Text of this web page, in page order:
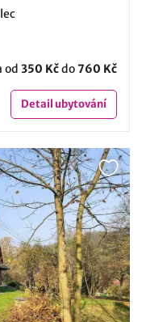
od 350 Kčdo760 Kč
Detailubytování